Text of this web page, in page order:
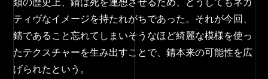
ティヴなイメージを持たれがちであった。それが今回、
錆であること忘れてしまいそうなほど綺麗な模様を使っ
たテクスチャーを生み出すことで、錆本来の可能性を広
げられたという。